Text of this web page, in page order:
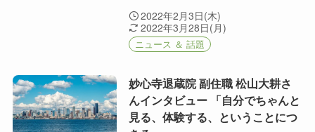
2022年2月3日(木)
2022年3月28日(月)
ニュース ＆ 話題
妙心寺退蔵院 副住職 松山大耕さ
んインタビュー 「自分でちゃんと
見る、体験する、ということにつ